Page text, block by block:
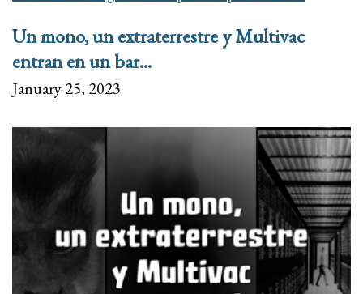
Un mono, un extraterrestre y Multivac
entran en un bar...
January 25, 2023